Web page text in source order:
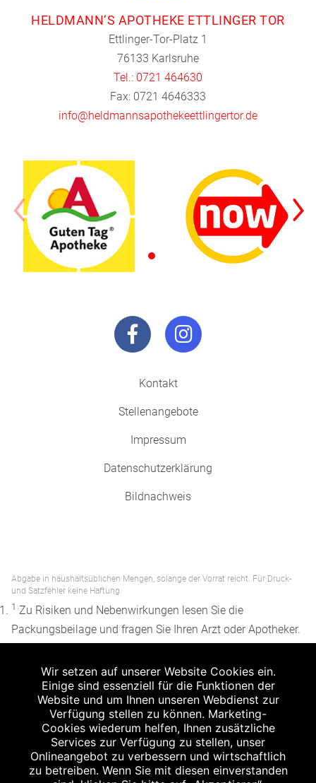
HELDMANN‘S APOTHEKE ETTLINGER TOR
Ettlinger-Tor-Platz 1
76133 Karlsruhe
Tel.: 0721 464630
Fax: 0721 4646333
info@heldmannsapothekeettlingertor.de
Kontakt
Stellenangebote
Impressum
Datenschutzerklärung
Bildnachweis
Abgabe in haushaltsüblichen Mengen, solange der Vorrat reicht. Für Druck-
und Satzfehler keine Haftung.
1 Zu Risiken und Nebenwirkungen lesen Sie die
Packungsbeilage und fragen Sie Ihren Arzt oder Apotheker.
Apothekenerstattungspreis (AEP). Der AEP ist keine
unverbindliche Preisempfehlung der Hersteller. Der AEP ist
ein von den Apotheken in Ansatz gebrachter Preis für
rezeptfreie Arzneimittel. Er entspricht in der Höhe dem für
Apotheken verbindlichen Abgabepreis, zu dem eine
Apotheke in bestimmten Fällen (z.B. bei Kindern unter 12
Wir setzen auf unserer Website Cookies ein.
Einige sind essenziell für die Funktionen der
Website und um Ihnen unseren Webdienst zur
Verfügung stellen zu können. Marketing-
Cookies wiederum helfen, Ihnen zusätzliche
Services zur Verfügung zu stellen, unser
Onlineangebot zu verbessern und wirtschaftlich
zu betreiben. Wenn Sie mit diesen einverstanden